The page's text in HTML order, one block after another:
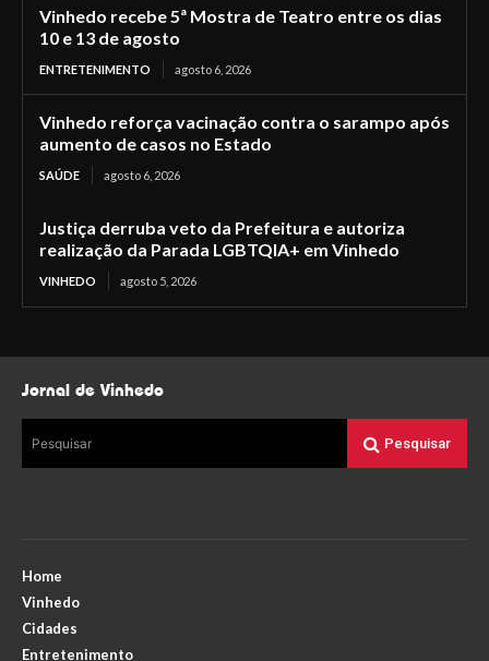
Vinhedo recebe 5ª Mostra de Teatro entre os dias
10 e 13 de agosto
ENTRETENIMENTO agosto 6, 2026
Vinhedo reforça vacinação contra o sarampo após
aumento de casos no Estado
SAÚDE agosto 6, 2026
Justiça derruba veto da Prefeitura e autoriza
realização da Parada LGBTQIA+ em Vinhedo
VINHEDO agosto 5, 2026
Jornal de Vinhedo
Pesquisar Pesquisar
Home
Vinhedo
Cidades
Entretenimento